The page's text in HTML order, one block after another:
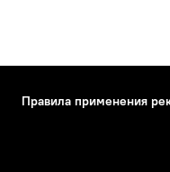
Правила применения